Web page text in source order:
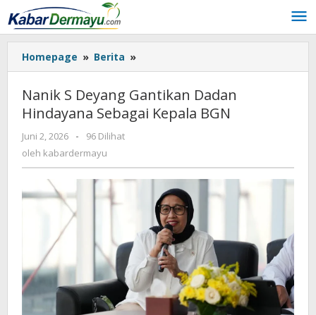
Lewati
ke
konten
Homepage » Berita »
S
Deyang
Gantikan
Dadan
Nanik S Deyang Gantikan Dadan
Hindayana Sebagai Kepala BGN
Juni 2, 2026
oleh
kabardermayu
-
96 Dilihat
oleh kabardermayu